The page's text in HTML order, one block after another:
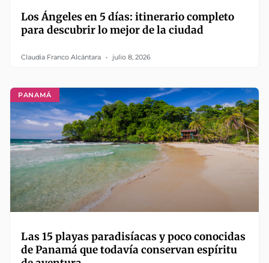
Los Ángeles en 5 días: itinerario completo
para descubrir lo mejor de la ciudad
Claudia Franco Alcántara julio 8, 2026
PANAMÁ
Las 15 playas paradisíacas y poco conocidas
de Panamá que todavía conservan espíritu